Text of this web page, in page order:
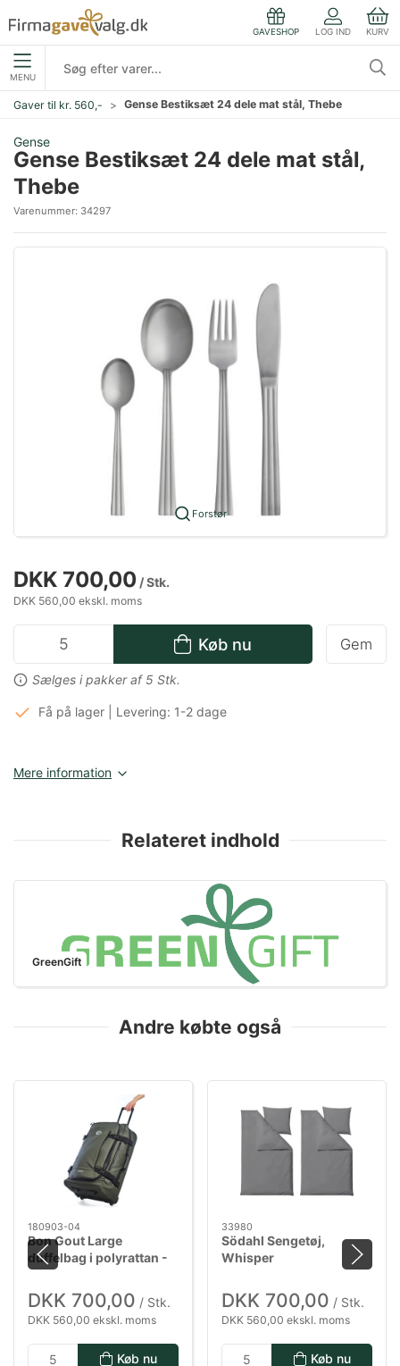
GAVESHOP LOG IND KURV
MENU
Gaver til kr. 560,- Gense Bestiksæt 24 dele mat stål, Thebe
Gense
Gense Bestiksæt 24 dele mat stål,
Thebe
Varenummer: 34297
Forstør
DKK 700,00 / Stk.
DKK 560,00 ekskl. moms
Køb nu
Sælges i pakker af 5 Stk.
Gem
Få på lager | Levering: 1-2 dage
Mere information
Relateret indhold
GreenGift
Andre købte også
180903-04
Bon Gout Large
duffelbag i polyrattan -
Grøn
DKK 700,00 / Stk.
DKK 560,00 ekskl. moms
Køb nu
33980
Södahl Sengetøj,
Whisper
DKK 700,00 / Stk.
DKK 560,00 ekskl. moms
Køb nu